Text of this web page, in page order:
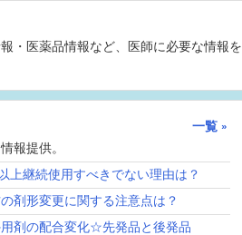
・医薬品情報など、医師に必要な情報を
一覧
報提供。
上継続使用すべきでない理由は？
剤形変更に関する注意点は？
剤の配合変化☆先発品と後発品